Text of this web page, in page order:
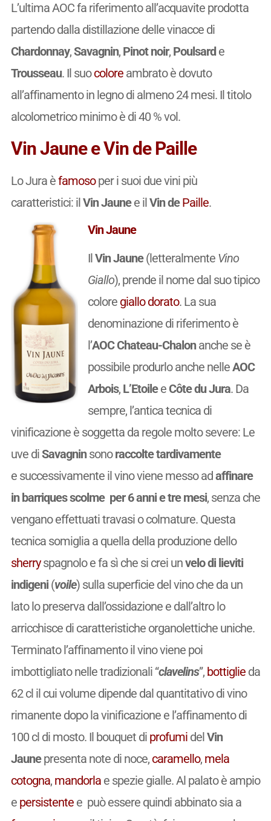
L’ultima AOC fa riferimento all’acquavite prodotta
partendo dalla distillazione delle vinacce di
Chardonnay,Savagnin, Pinot noir, Poulsarde
Trousseau. Il suocoloreambrato è dovuto
all’affinamento in legno di almeno 24 mesi. Il titolo
alcolometrico minimo è di 40 % vol.
Vin Jaune e Vin de Paille
Lo Jura èfamosoper i suoi due vini più
caratteristici: ilVin Jaunee ilVin dePaille.
Vin Jaune
IlVin Jaune(letteralmente Vino
Giallo), prende il nome dal suo tipico
colore giallo dorato. La sua
denominazione di riferimento è
l’AOC Chateau-Chalonanche se è
possibile produrlo anche nelleAOC
Arbois, L’Etoilee Côte du Jura. Da
sempre, l’antica tecnica di
vinificazione è soggetta da regole molto severe: Le
uve diSavagninsonoraccolte tardivamente
e successivamente il vino viene messo adaffinare
in barriques scolme per 6 anni e tre mesi, senza che
vengano effettuati travasi o colmature. Questa
tecnica somiglia a quella della produzione dello
sherryspagnolo e fa sì che si crei unvelo di lieviti
indigeni(voile) sulla superficie del vino che da un
lato lo preserva dall’ossidazione e dall’altro lo
arricchisce di caratteristiche organolettiche uniche.
Terminato l’affinamento il vino viene poi
imbottigliato nelle tradizionali “clavelins”, bottiglieda
62 cl il cui volume dipende dal quantitativo di vino
rimanente dopo la vinificazione e l’affinamento di
100 cl di mosto. Il bouquet di profumidelVin
Jaunepresenta note di noce, caramello, mela
cotogna, mandorlae spezie gialle. Al palato è ampio
e persistentee può essere quindi abbinato sia a
Il Mondo del Vino
La Geografia del Vino nel Mondo, con le
cartine dettagliate delle zone
vinicole dei Paesi produttori, la storia della
viticoltura, i vitigni e i vini.
Entra a far parte
della nostra community!
Crea subito il tuo account
100% libero – no spam
cancella quando vuoi
Login withGoogle
Login con e-mail